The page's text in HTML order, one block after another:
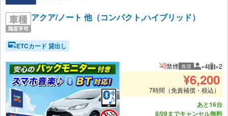
アクア/ノート 他（コンパクト,ハイブリッド）
ETCカード 貸出し
禁煙 推奨 推奨人数
×4 推
×2
¥6,200
7時間（免責補償・税込）
あと16台
8/09までキャンセル無料